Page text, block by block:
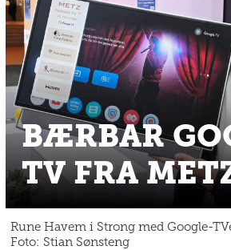
BÆRBAR
TV FRA
Rune Havem i Strong med Google-
Foto: Stian Sønsteng